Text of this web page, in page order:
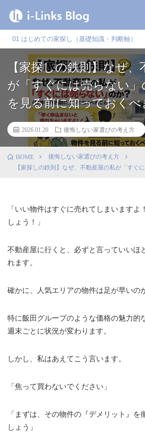
01 はじめての家探し（基礎知識・判断軸）
【家探しの鉄則】なぜ
が「すぐには売らない」
を見る前に知っておく
2026.01.20 後悔しない家選びの考え方
HOME
後悔しない家選びの考え方
【家探しの鉄則】なぜ、不動産屋の私が「す
「いい物件はすぐに売れてしまいますよ
しょう！」
不動産屋に行くと、必ずと言っていいほ
れます。
確かに、人気エリアの物件は足が早いの
特に飯田グループのような価格の魅力的
週末ごとに状況が変わります。
しかし、私はあえてこう言います。
「焦って買わないでください」
「まずは、その物件の『デメリット』を
しょう」